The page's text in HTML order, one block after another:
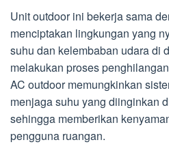
Unit outdoor ini bekerja sama
menciptakan lingkungan yang
suhu dan kelembaban udara di
melakukan proses
AC outdoor memungkinkan
menjaga suhu yang diinginkan
sehingga memberikan
pengguna ruangan.